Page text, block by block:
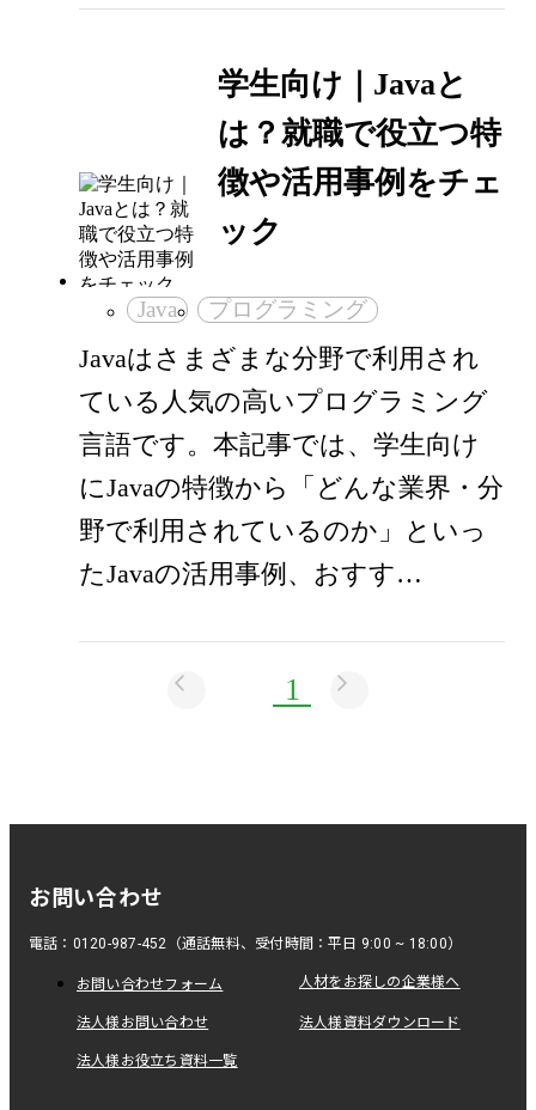
学生向け｜Javaと
は？就職で役立つ特
徴や活用事例をチェ
ック
Java プログラミング
Javaはさまざまな分野で利用され
ている人気の高いプログラミング
言語です。本記事では、学生向け
にJavaの特徴から「どんな業界・分
野で利用されているのか」といっ
たJavaの活用事例、おすす…
1
お問い合わせ
電話：0120-987-452（通話無料、受付時間：平日 9:00 ~ 18:00）
お問い合わせフォーム 人材をお探しの企業様へ
法人様お問い合わせ 法人様資料ダウンロード
法人様お役立ち資料一覧